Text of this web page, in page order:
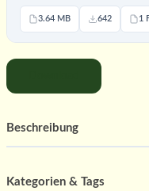
3.64 MB 642 1
Beschreibung
Kategorien & Tags